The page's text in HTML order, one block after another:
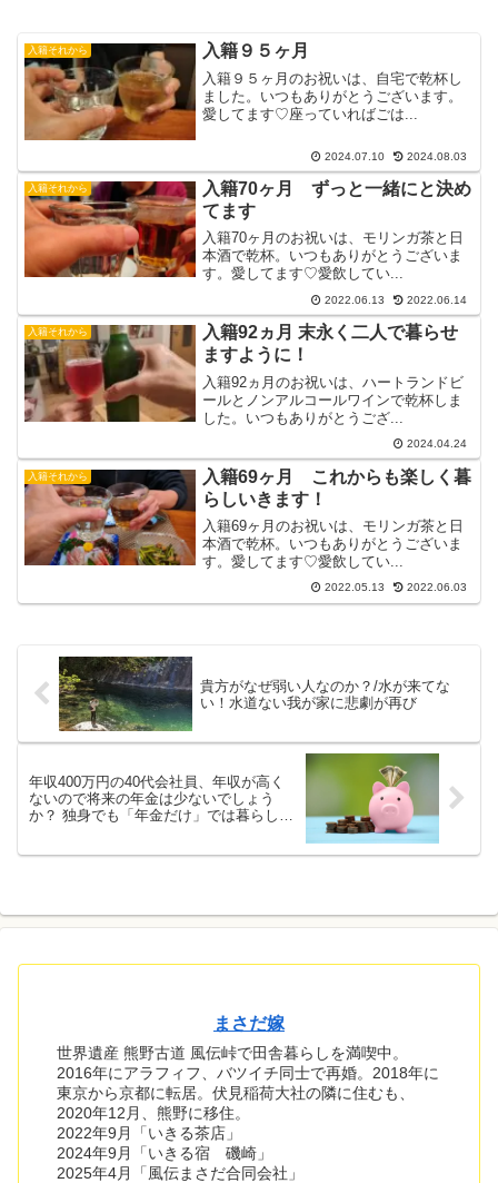
入籍それから 入籍９５ヶ月
入籍９５ヶ月のお祝いは、自宅で乾杯し
ました。いつもありがとうございます。
愛してます♡座っていればごは...
2024.07.10 2024.08.03
入籍それから
入籍70ヶ月 ずっと一緒にと決め
てます
入籍70ヶ月のお祝いは、モリンガ茶と日
本酒で乾杯。いつもありがとうございま
す。愛してます♡愛飲してい...
2022.06.13 2022.06.14
入籍それから
入籍92ヵ月 末永く二人で暮らせ
ますように！
入籍92ヵ月のお祝いは、ハートランドビ
ールとノンアルコールワインで乾杯しま
した。いつもありがとうござ...
2024.04.24
入籍それから
入籍69ヶ月 これからも楽しく暮
らしいきます！
入籍69ヶ月のお祝いは、モリンガ茶と日
本酒で乾杯。いつもありがとうございま
す。愛してます♡愛飲してい...
2022.05.13 2022.06.03
貴方がなぜ弱い人なのか？/水が来てな
い！水道ない我が家に悲劇が再び
年収400万円の40代会社員、年収が高く
ないので将来の年金は少ないでしょう
か？ 独身でも「年金だけ」では暮らして
まさだ嫁
世界遺産 熊野古道 風伝峠で田舎暮らしを満喫中。
2016年にアラフィフ、バツイチ同士で再婚。2018年に
東京から京都に転居。伏見稲荷大社の隣に住むも、
2020年12月、熊野に移住。
2022年9月「いきる茶店」
2024年9月「いきる宿 磯崎」
2025年4月「風伝まさだ合同会社」